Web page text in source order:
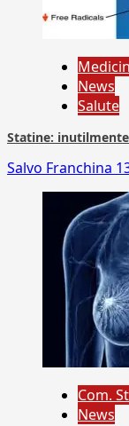
News
Salute
Statine:
Salvo Franchina
Com.
News